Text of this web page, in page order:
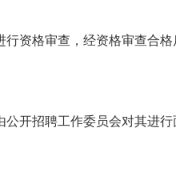
资格审查，经资格审查合
开招聘工作委员会对其进行